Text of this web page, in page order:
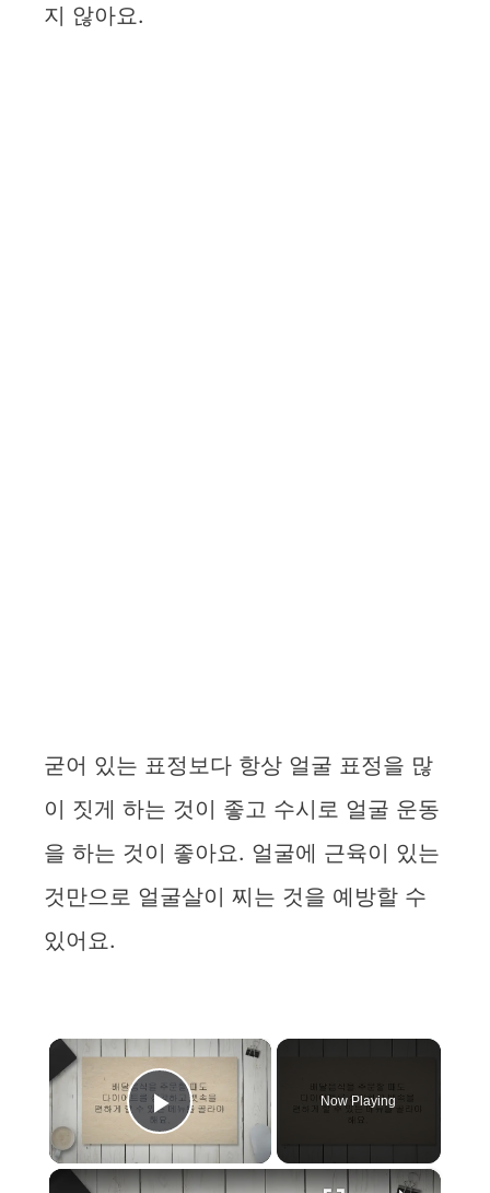
지 않아요.
굳어 있는 표정보다 항상 얼굴 표정을 많
이 짓게 하는 것이 좋고 수시로 얼굴 운동
을 하는 것이 좋아요. 얼굴에 근육이 있는
것만으로 얼굴살이 찌는 것을 예방할 수
있어요.
×
Play Video
Now Playing
×